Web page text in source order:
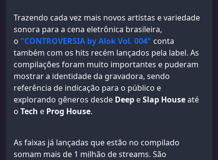
Trazendo cada vez mais novos artistas e variedade
sonora para a cena eletrônica brasileira,
o "CONTROVERSIA by Alok Vol. 004" conta
também com os hits recém lançados pela label. As
compilações foram muito importantes e puderam
mostrar a identidade da gravadora, sendo
referência de indicação para o público e
explorando gêneros desde Deep eSlap Houseaté
o Tech e Prog House.
As faixas já lançadas que estão no compilado
somam mais de 1 milhão de streams. São